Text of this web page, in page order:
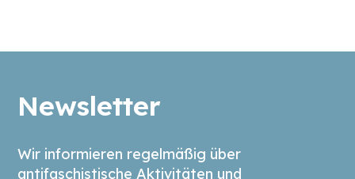
Newsletter
Wir informieren regelmäßig über
antifaschistische Aktivitäten und